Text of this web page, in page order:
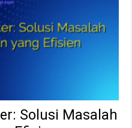
Solusi Masalah